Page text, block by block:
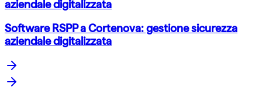
aziendale digitalizzata
Software RSPP a Cortenova: gestione sicurezza
aziendale digitalizzata